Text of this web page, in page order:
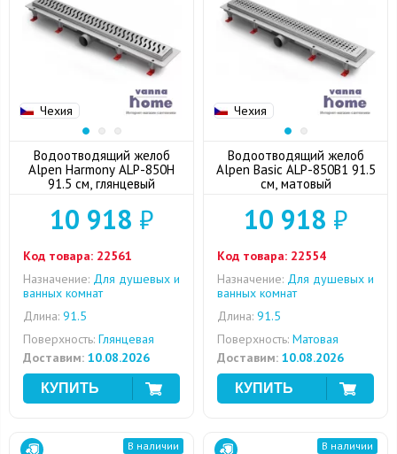
Чехия
Водоотводящий желоб
Alpen Harmony ALP-850H
91.5 см, глянцевый
10 918 ₽
Код товара: 22561
Назначение: Для душевых и
ванных комнат
Длина: 91.5
Поверхность: Глянцевая
Доставим: 10.08.2026
Чехия
Водоотводящий желоб
Alpen Basic ALP-850B1 91.5
см, матовый
10 918 ₽
Код товара: 22554
Назначение: Для душевых и
ванных комнат
Длина: 91.5
Поверхность: Матовая
Доставим: 10.08.2026
В наличии В наличии